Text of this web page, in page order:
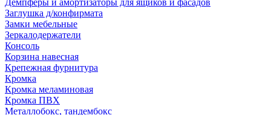
Демпферы и амортизаторы для ящиков и фасадов
Заглушка д/конфирмата
Замки мебельные
Зеркалодержатели
Консоль
Корзина навесная
Крепежная фурнитура
Кромка
Кромка меламиновая
Кромка ПВХ
Металлобокс, тандембокс